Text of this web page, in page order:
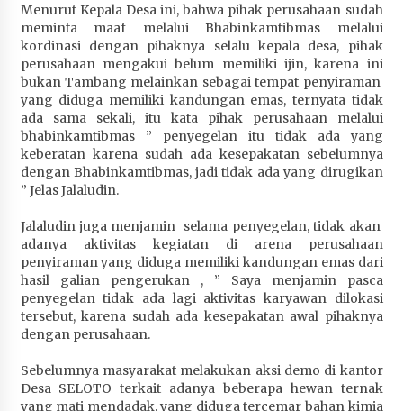
Menurut Kepala Desa ini, bahwa pihak perusahaan sudah
meminta maaf melalui Bhabinkamtibmas melalui
kordinasi dengan pihaknya selalu kepala desa, pihak
perusahaan mengakui belum memiliki ijin, karena ini
bukan Tambang melainkan sebagai tempat penyiraman
yang diduga memiliki kandungan emas, ternyata tidak
ada sama sekali, itu kata pihak perusahaan melalui
bhabinkamtibmas ” penyegelan itu tidak ada yang
keberatan karena sudah ada kesepakatan sebelumnya
dengan Bhabinkamtibmas, jadi tidak ada yang dirugikan
” Jelas Jalaludin.
Jalaludin juga menjamin selama penyegelan, tidak akan
adanya aktivitas kegiatan di arena perusahaan
penyiraman yang diduga memiliki kandungan emas dari
hasil galian pengerukan , ” Saya menjamin pasca
penyegelan tidak ada lagi aktivitas karyawan dilokasi
tersebut, karena sudah ada kesepakatan awal pihaknya
dengan perusahaan.
Sebelumnya masyarakat melakukan aksi demo di kantor
Desa SELOTO terkait adanya beberapa hewan ternak
yang mati mendadak, yang diduga tercemar bahan kimia